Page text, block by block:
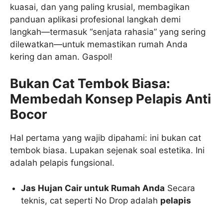
kuasai, dan yang paling krusial, membagikan
panduan aplikasi profesional langkah demi
langkah—termasuk “senjata rahasia” yang sering
dilewatkan—untuk memastikan rumah Anda
kering dan aman. Gaspol!
Bukan Cat Tembok Biasa:
Membedah Konsep Pelapis Anti
Bocor
Hal pertama yang wajib dipahami: ini bukan cat
tembok biasa. Lupakan sejenak soal estetika. Ini
adalah pelapis fungsional.
Jas Hujan Cair untuk Rumah Anda Secara
teknis, cat seperti No Drop adalah pelapis